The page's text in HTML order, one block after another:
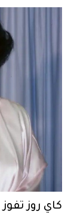
كاي روز